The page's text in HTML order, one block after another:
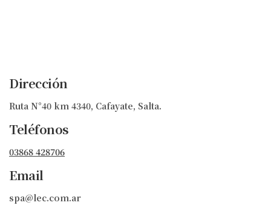
Dirección
Ruta N°40 km 4340, Cafayate, Salta.
Teléfonos
03868 428706
Email
spa@lec.com.ar